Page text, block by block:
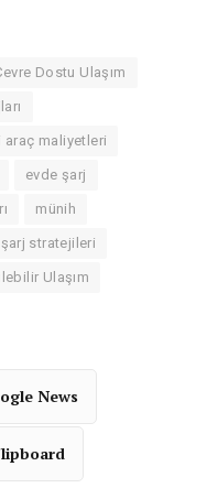
Dostu Ulaşım
araç maliyetleri
evde şarj
münih
şarj stratejileri
Ulaşım
News